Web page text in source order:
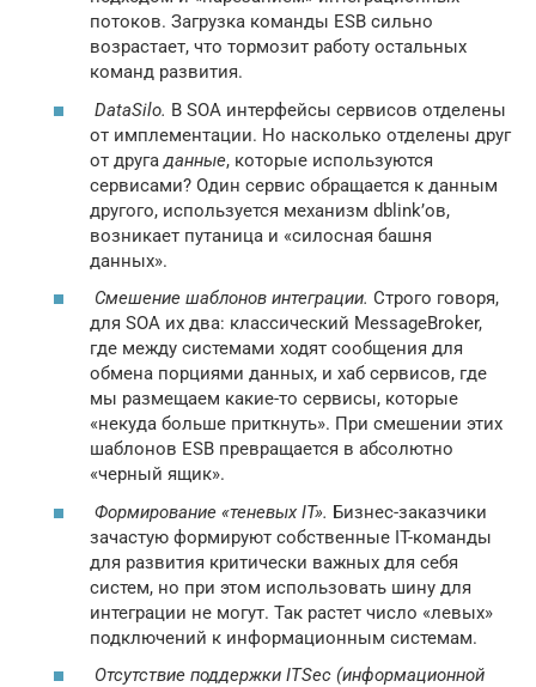
потоков. Загрузка команды ESB сильно
возрастает, что тормозит работу остальных
команд развития.
DataSilo. В SOA интерфейсы сервисов отделены
от имплементации. Но насколько отделены друг
от друга данные, которые используются
сервисами? Один сервис обращается к данным
другого, используется механизм dblink’ов,
возникает путаница и «силосная башня
данных».
Смешение шаблонов интеграции. Строго говоря,
для SOA их два: классический MessageBroker,
где между системами ходят сообщения для
обмена порциями данных, и хаб сервисов, где
мы размещаем какие-то сервисы, которые
«некуда больше приткнуть». При смешении этих
шаблонов ESB превращается в абсолютно
«черный ящик».
Формирование «теневых IT». Бизнес-заказчики
зачастую формируют собственные IT-команды
для развития критически важных для себя
систем, но при этом использовать шину для
интеграции не могут. Так растет число «левых»
подключений к информационным системам.
Отсутствие поддержки ITSec (информационной